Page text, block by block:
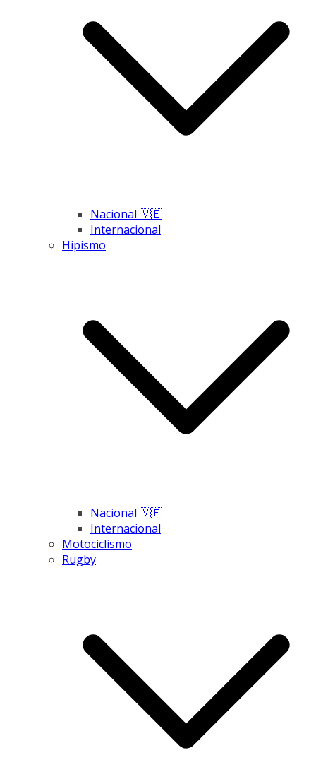
Nacional 🇻🇪
Internacional
Hipismo
Nacional 🇻🇪
Internacional
Motociclismo
Rugby